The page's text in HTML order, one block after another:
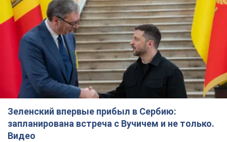
Зеленский впервые прибыл в Сербию:
запланирована встреча с Вучичем и не только.
Видео